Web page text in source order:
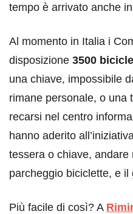
tempo è arrivato anche
Al momento in Italia i
disposizione 3500
una chiave, impossibile
rimane personale, o una
recarsi nel centro
hanno aderito
tessera o chiave, andare
parcheggio biciclette, e il
Più facile di così? A